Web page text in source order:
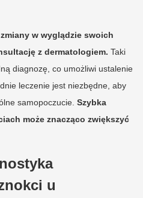
w wyglądzie swoich
z dermatologiem. Taki
diagnozę, co umożliwi ustalenie
leczenie jest niezbędne, aby
samopoczucie. Szybka
może znacząco zwiększyć
u